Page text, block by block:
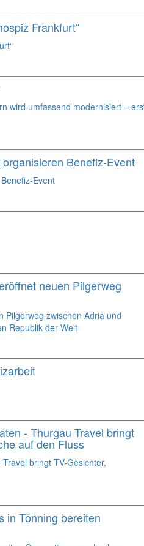
Frankfurt“
wird umfassend modernisiert –
Benefiz-Event
Event
neuen Pilgerweg
Pilgerweg zwischen Adria und
Republik der Welt
- Thurgau Travel bringt
auf den Fluss
bringt TV-Gesichter,
in Tönning bereiten